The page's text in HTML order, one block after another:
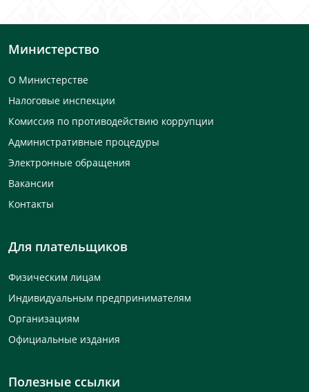
Министерство
О Министерстве
Налоговые инспекции
Комиссия по противодействию коррупции
Административные процедуры
Электронные обращения
Вакансии
Контакты
Для плательщиков
Физическим лицам
Индивидуальным предпринимателям
Организациям
Официальные издания
Полезные ссылки